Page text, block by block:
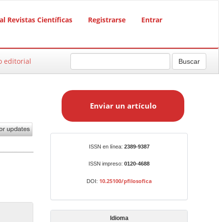
Revistas Científicas Registrarse Entrar
editorial Buscar
a
t
í
Enviar un artículo
ISSN en línea: 2389-9387
ISSN impreso: 0120-4688
DOI: 10.25100/pfilosofica
Idioma